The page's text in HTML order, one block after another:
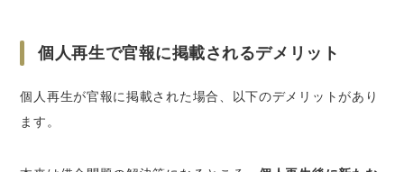
個人再生で官報に掲載されるデメリット
個人再生が官報に掲載された場合、以下のデメリットがあり
ます。